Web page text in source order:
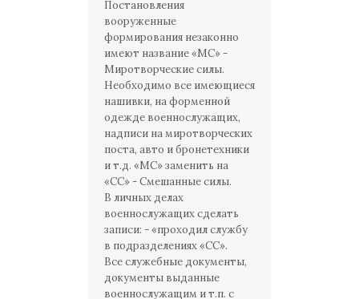
Постановления
вооруженные
формирования незаконно
имеют название «МС» -
Миротворческие силы.
Необходимо все имеющиеся
нашивки, на форменной
одежде военнослужащих,
надписи на миротворческих
поста, авто и бронетехники
и т.д. «МС» заменить на
«СС» - Смешанные силы.
В личных делах
военнослужащих сделать
записи: - «проходил службу
в подразделениях «СС».
Все служебные документы,
документы выданные
военнослужащим и т.п. с